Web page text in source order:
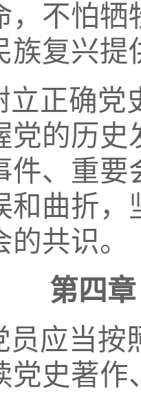
，不怕
族复兴提
立正确党
党的历
件、重
和曲折
共识。
第四章
员应当按
党史著